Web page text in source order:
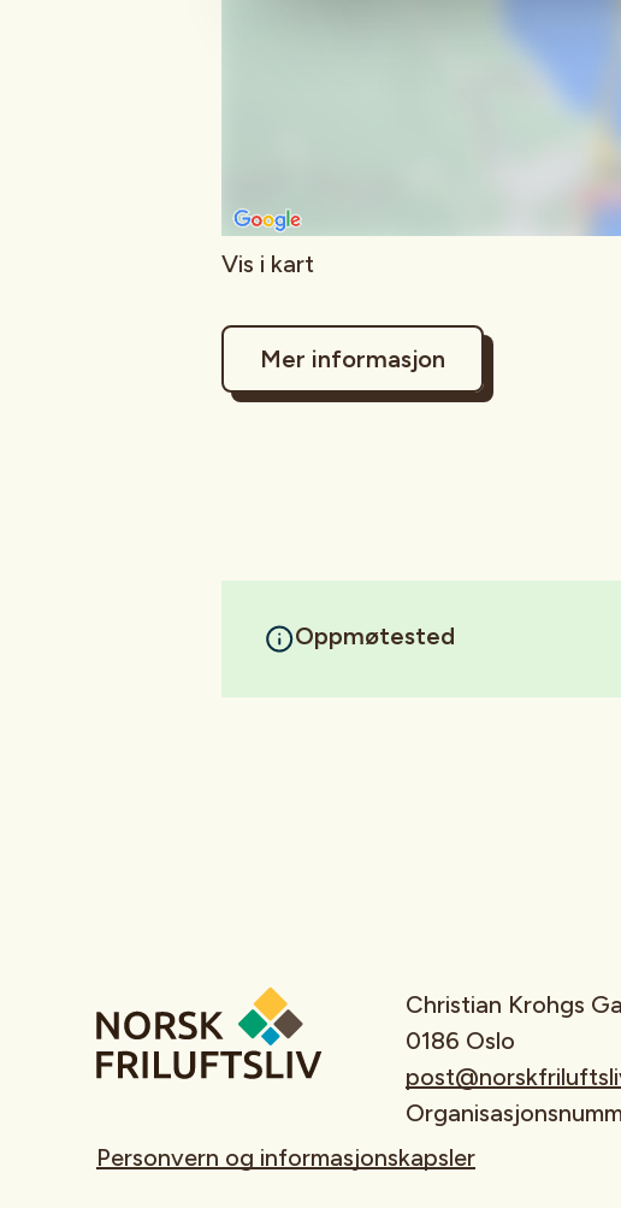
Vis i kart
Mer informasjon
Oppmøtested
Christian Krohgs
0186 Oslo
Personvern og informasjonskapsler